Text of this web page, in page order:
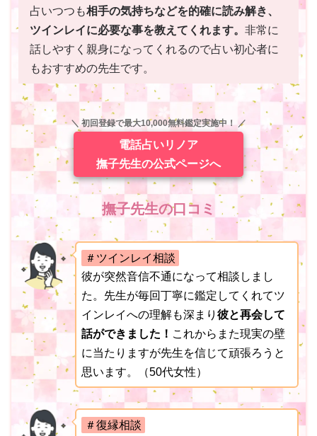
占いつつも相手の気持ちなどを的確に読み解き、
ツインレイに必要な事を教えてくれます。 非常に
話しやすく親身になってくれるので占い初心者に
もおすすめの先生です。
＼ 初回登録で最大10,000無料鑑定実施中！ ／
電話占いリノア
撫子先生の公式ページへ
撫子先生の口コミ
＃ツインレイ相談
彼が突然音信不通になって相談しまし
た。先生が毎回丁寧に鑑定してくれてツ
インレイへの理解も深まり 彼と再会して
話ができました！ これからまた現実の壁
に当たりますが先生を信じて頑張ろうと
思います。（50代女性）
＃復縁相談